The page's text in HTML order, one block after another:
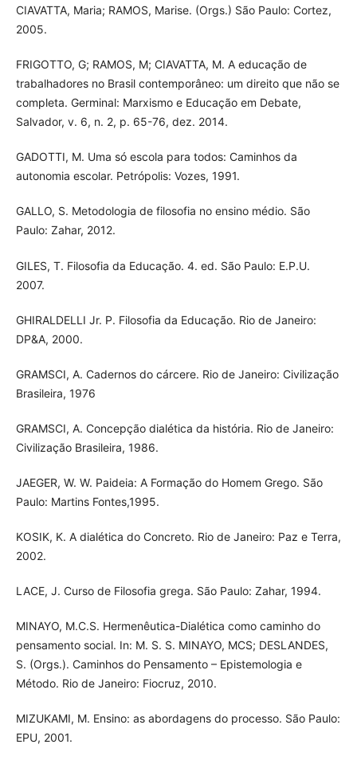
CIAVATTA, Maria; RAMOS, Marise. (Orgs.) São Paulo: Cortez,
2005.
FRIGOTTO, G; RAMOS, M; CIAVATTA, M. A educação de
trabalhadores no Brasil contemporâneo: um direito que não se
completa. Germinal: Marxismo e Educação em Debate,
Salvador, v. 6, n. 2, p. 65-76, dez. 2014.
GADOTTI, M. Uma só escola para todos: Caminhos da
autonomia escolar. Petrópolis: Vozes, 1991.
GALLO, S. Metodologia de filosofia no ensino médio. São
Paulo: Zahar, 2012.
GILES, T. Filosofia da Educação. 4. ed. São Paulo: E.P.U.
2007.
GHIRALDELLI Jr. P. Filosofia da Educação. Rio de Janeiro:
DP&A, 2000.
GRAMSCI, A. Cadernos do cárcere. Rio de Janeiro: Civilização
Brasileira, 1976
GRAMSCI, A. Concepção dialética da história. Rio de Janeiro:
Civilização Brasileira, 1986.
JAEGER, W. W. Paideia: A Formação do Homem Grego. São
Paulo: Martins Fontes,1995.
KOSIK, K. A dialética do Concreto. Rio de Janeiro: Paz e Terra,
2002.
LACE, J. Curso de Filosofia grega. São Paulo: Zahar, 1994.
MINAYO, M.C.S. Hermenêutica-Dialética como caminho do
pensamento social. In: M. S. S. MINAYO, MCS; DESLANDES,
S. (Orgs.). Caminhos do Pensamento – Epistemologia e
Método. Rio de Janeiro: Fiocruz, 2010.
MIZUKAMI, M. Ensino: as abordagens do processo. São Paulo:
EPU, 2001.